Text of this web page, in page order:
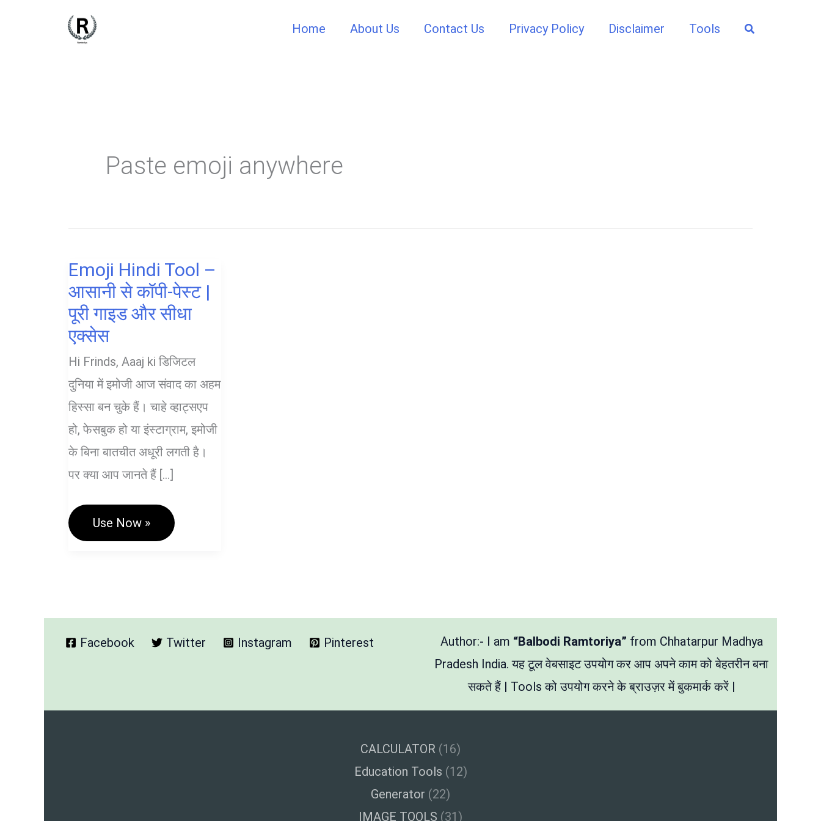
Home About Us Contact Us Privacy Policy Disclaimer Tools Search
Paste emoji anywhere
Emoji Hindi Tool –
आसानी से कॉपी-पेस्ट |
पूरी गाइड और सीधा
एक्सेस
Hi Frinds, Aaaj ki डिजिटल
दुनिया में इमोजी आज संवाद का अहम
हिस्सा बन चुके हैं। चाहे व्हाट्सएप
हो, फेसबुक हो या इंस्टाग्राम, इमोजी
के बिना बातचीत अधूरी लगती है।
पर क्या आप जानते हैं […]
Emoji
|
गाइड
Use Now »
Facebook Twitter Instagram Pinterest Author:- I am “Balbodi Ramtoriya” from Chhatarpur Madhya
Pradesh India. यह टूल वेबसाइट उपयोग कर आप अपने काम को बेहतरीन बना
सकते हैं | Tools को उपयोग करने के ब्राउज़र में बुकमार्क करें |
CALCULATOR (16)
Education Tools (12)
Generator (22)
IMAGE TOOLS (31)